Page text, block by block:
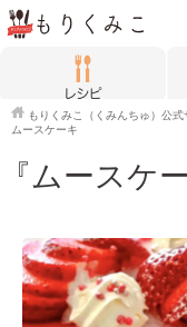
もりくみこ（くみんちゅ）公
ムースケーキ
『ムースケ